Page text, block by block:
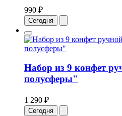
990 ₽
Сегодня
Набор из 9 конфет
полусферы"
1 290 ₽
Сегодня